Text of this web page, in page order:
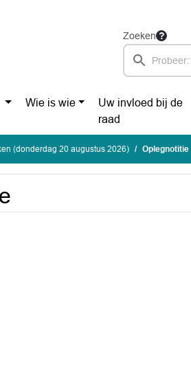
Zoeken
Wie is wie
Uw invloed bij de
raad
(donderdag 20 augustus 2026) Oplegnotitie